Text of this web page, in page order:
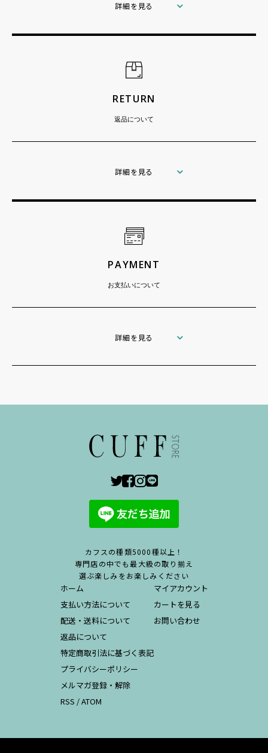
詳細を見る
RETURN
返品について
詳細を見る
PAYMENT
お支払いについて
詳細を見る
カフスの種類5000種以上！
専門店の中でも最大級の取り揃え
選ぶ楽しみをお楽しみください
ホーム
支払い方法について
配送・送料について
返品について
特定商取引法に基づく表記
プライバシーポリシー
メルマガ登録・解除
RSS /ATOM
マイアカウント
カートを見る
お問い合わせ